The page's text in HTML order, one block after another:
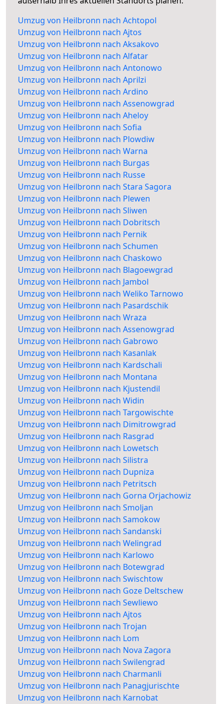
Umzug von Heilbronn nach Achtopol
Umzug von Heilbronn nach Ajtos
Umzug von Heilbronn nach Aksakovo
Umzug von Heilbronn nach Alfatar
Umzug von Heilbronn nach Antonowo
Umzug von Heilbronn nach Aprilzi
Umzug von Heilbronn nach Ardino
Umzug von Heilbronn nach Assenowgrad
Umzug von Heilbronn nach Aheloy
Umzug von Heilbronn nach Sofia
Umzug von Heilbronn nach Plowdiw
Umzug von Heilbronn nach Warna
Umzug von Heilbronn nach Burgas
Umzug von Heilbronn nach Russe
Umzug von Heilbronn nach Stara Sagora
Umzug von Heilbronn nach Plewen
Umzug von Heilbronn nach Sliwen
Umzug von Heilbronn nach Dobritsch
Umzug von Heilbronn nach Pernik
Umzug von Heilbronn nach Schumen
Umzug von Heilbronn nach Chaskowo
Umzug von Heilbronn nach Blagoewgrad
Umzug von Heilbronn nach Jambol
Umzug von Heilbronn nach Weliko Tarnowo
Umzug von Heilbronn nach Pasardschik
Umzug von Heilbronn nach Wraza
Umzug von Heilbronn nach Assenowgrad
Umzug von Heilbronn nach Gabrowo
Umzug von Heilbronn nach Kasanlak
Umzug von Heilbronn nach Kardschali
Umzug von Heilbronn nach Montana
Umzug von Heilbronn nach Kjustendil
Umzug von Heilbronn nach Widin
Umzug von Heilbronn nach Targowischte
Umzug von Heilbronn nach Dimitrowgrad
Umzug von Heilbronn nach Rasgrad
Umzug von Heilbronn nach Lowetsch
Umzug von Heilbronn nach Silistra
Umzug von Heilbronn nach Dupniza
Umzug von Heilbronn nach Petritsch
Umzug von Heilbronn nach Gorna Orjachowiz
Umzug von Heilbronn nach Smoljan
Umzug von Heilbronn nach Samokow
Umzug von Heilbronn nach Sandanski
Umzug von Heilbronn nach Welingrad
Umzug von Heilbronn nach Karlowo
Umzug von Heilbronn nach Botewgrad
Umzug von Heilbronn nach Swischtow
Umzug von Heilbronn nach Goze Deltschew
Umzug von Heilbronn nach Sewliewo
Umzug von Heilbronn nach Ajtos
Umzug von Heilbronn nach Trojan
Umzug von Heilbronn nach Lom
Umzug von Heilbronn nach Nova Zagora
Umzug von Heilbronn nach Swilengrad
Umzug von Heilbronn nach Charmanli
Umzug von Heilbronn nach Panagjurischte
Umzug von Heilbronn nach Karnobat